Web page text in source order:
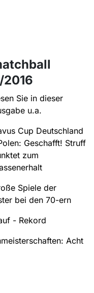
2016
Sie in dieser
u.a.
Cup Deutschland
Geschafft! Struff
zum
Spiele der
bei den 70-ern
- Rekord
Acht